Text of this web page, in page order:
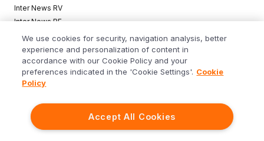
Siga o Inter
Inter News RV
Inter News RF
Top Funds
Baixe o app
We use cookies for security, navigation analysis, better
experience and personalization of content in
accordance with our Cookie Policy and your
preferences indicated in the 'Cookie Settings'. Cookie
Policy
Accept All Cookies